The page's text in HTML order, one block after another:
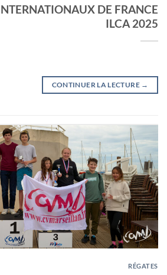
DE FRANCE
ILCA 2025
CONTINUER LA LECTURE →
RÉGATES